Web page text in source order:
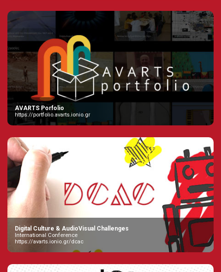
AVARTS Porfolio
https://portfolio.avarts.ionio.gr
Digital Culture & AudioVisual Challenges
International Conference
https://avarts.ionio.gr/dcac